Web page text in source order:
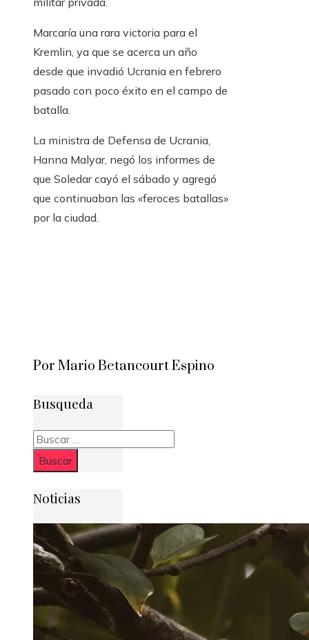
Marcaría una rara victoria para el
Kremlin, ya que se acerca un año
desde que invadió Ucrania en febrero
pasado con poco éxito en el campo de
batalla.
La ministra de Defensa de Ucrania,
Hanna Malyar, negó los informes de
que Soledar cayó el sábado y agregó
que continuaban las «feroces batallas»
por la ciudad.
Por Mario Betancourt Espino
Busqueda
Buscar:
Noticias